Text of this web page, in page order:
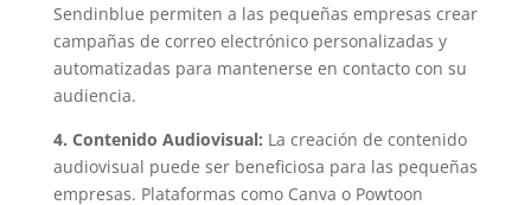
Sendinblue permiten a las pequeñas empresas crear
campañas de correo electrónico personalizadas y
automatizadas para mantenerse en contacto con su
audiencia.
4. Contenido Audiovisual: La creación de contenido
audiovisual puede ser beneficiosa para las pequeñas
empresas. Plataformas como Canva o Powtoon